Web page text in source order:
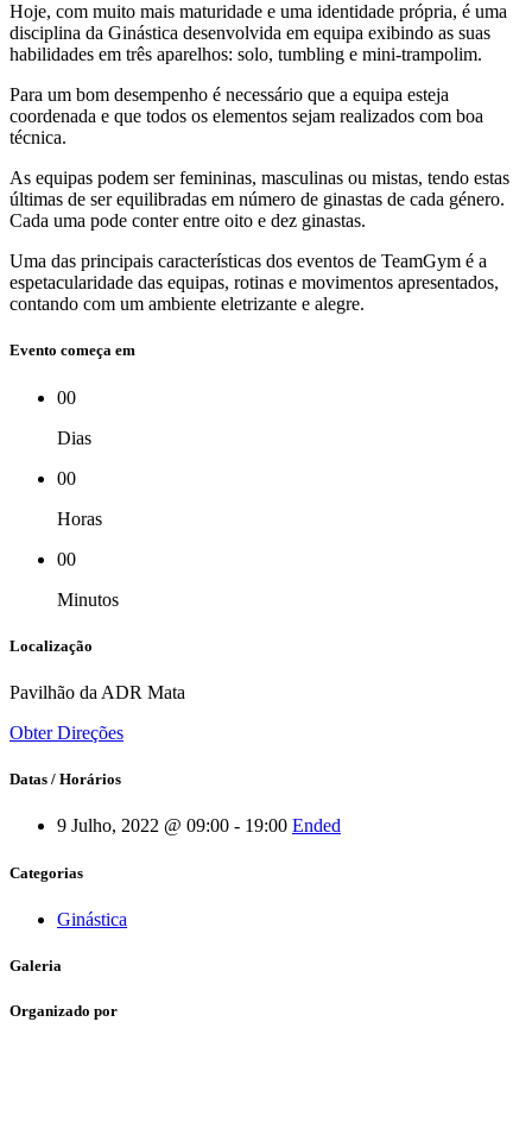
Hoje, com muito mais maturidade e uma identidade própria, é uma
disciplina da Ginástica desenvolvida em equipa exibindo as suas
habilidades em três aparelhos: solo, tumbling e mini-trampolim.
Para um bom desempenho é necessário que a equipa esteja
coordenada e que todos os elementos sejam realizados com boa
técnica.
As equipas podem ser femininas, masculinas ou mistas, tendo estas
últimas de ser equilibradas em número de ginastas de cada género.
Cada uma pode conter entre oito e dez ginastas.
Uma das principais características dos eventos de TeamGym é a
espetacularidade das equipas, rotinas e movimentos apresentados,
contando com um ambiente eletrizante e alegre.
Evento começa em
00
Dias
00
Horas
00
Minutos
Localização
Pavilhão da ADR Mata
Obter Direções
Datas / Horários
9 Julho, 2022 @ 09:00 - 19:00 Ended
Categorias
Ginástica
Galeria
Organizado por